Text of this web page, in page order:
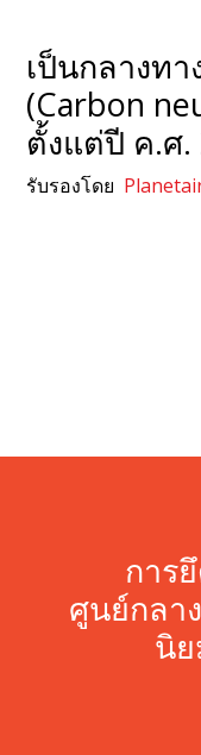
เป็นกลางท
(Carbon
ตั้งแต่ปี ค.ศ.
รับรองโดย
การ
ศูนย์กลา
นิ